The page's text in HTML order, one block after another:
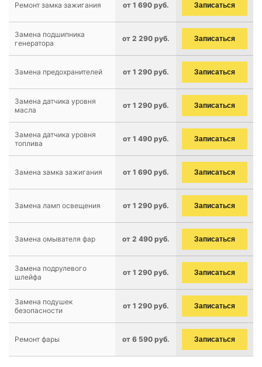
Ремонт замка зажигания от 1 690 руб. Записаться
Замена подшипника
генератора
от 2 290 руб. Записаться
Замена предохранителей от 1 290 руб. Записаться
Замена датчика уровня
масла
от 1 290 руб. Записаться
Замена датчика уровня
топлива
от 1 490 руб. Записаться
Замена замка зажигания от 1 690 руб. Записаться
Замена ламп освещения от 1 290 руб. Записаться
Замена омывателя фар от 2 490 руб. Записаться
Замена подрулевого
шлейфа
от 1 290 руб. Записаться
Замена подушек
безопасности
от 1 290 руб. Записаться
Ремонт фары от 6 590 руб. Записаться